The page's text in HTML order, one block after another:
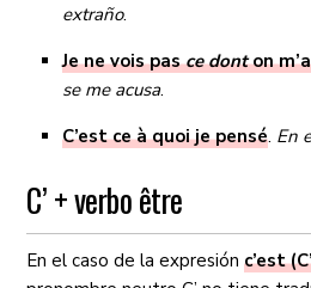
extraño.
Je ne vois pasce donton
se me acusa.
C’est ce à quoi je pensé. En
C’ + verbo être
En el caso de la expresiónc’est